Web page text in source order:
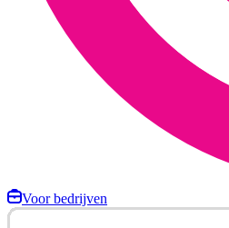
Voor bedrijven